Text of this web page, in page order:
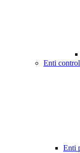
Enti
Enti